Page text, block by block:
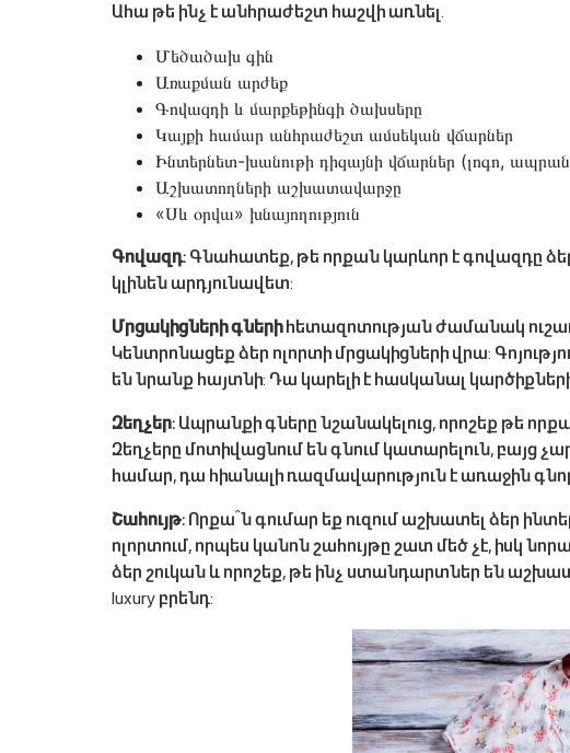
Ահա թե ինչ է անհրաժեշտ հաշվի առնել.
Մեծածախ գին
Առաքման արժեք
Գովազդի և մարքեթինգի ծախսերը
Կայքի համար անհրաժեշտ ամսեկան վճարներ
Ինտերնետ-խանութի դիզայնի վճարներ (լոգո,
Աշխատողների աշխատավարջը
«Սև օրվա» խնայողություն
Գովազդ: Գնահատեք, թե որքան կարևոր է գովազդը ձեր
կլինեն արդյունավետ:
Մրցակիցների գներիհետազոտության ժամանակ
Կենտրոնացեք ձեր ոլորտի մրցակիցների վրա:
են նրանք հայտնի: Դա կարելի է հասկանալ
Զեղչեր: Ապրանքի գները նշանակելուց, որոշեք թե
Զեղչերը մոտիվացնում են գնում կատարելուն, բայց
համար, դա հիանալի ռազմավարություն է առաջին
Շահույթ: Որքա՞ն գումար եք ուզում աշխատել ձեր
ոլորտում, որպես կանոն շահույթը շատ մեծ չէ, իսկ
ձեր շուկան և որոշեք, թե ինչ ստանդարտներ են
luxury բրենդ: